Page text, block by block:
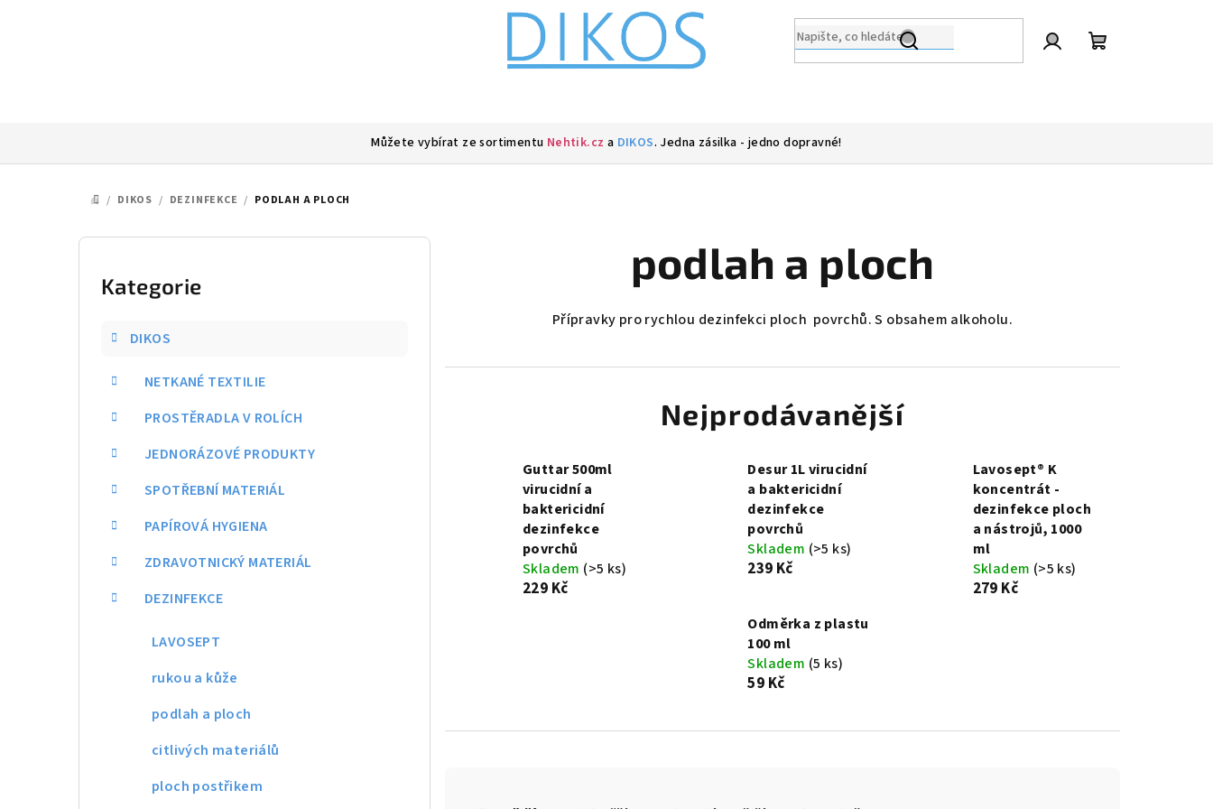
Můžete vybírat ze sortimentu Nehtik.cz a DIKOS. Jedna zásilka - jedno dopravné!
DOMŮ
/ DIKOS / DEZINFEKCE / PODLAH A PLOCH
P
Přeskočit
kategorie
Kategorie
DIKOS
NETKANÉ TEXTILIE
PROSTĚRADLA V ROLÍCH
JEDNORÁZOVÉ PRODUKTY
SPOTŘEBNÍ MATERIÁL
PAPÍROVÁ HYGIENA
ZDRAVOTNICKÝ MATERIÁL
DEZINFEKCE
LAVOSEPT
rukou a kůže
podlah a ploch
citlivých materiálů
ploch postřikem
podlah a ploch
Přípravky pro rychlou dezinfekci ploch povrchů. S obsahem alkoholu.
Nejprodávanější
Guttar 500ml
virucidní a
baktericidní
dezinfekce
povrchů
Skladem (>5 ks)
229 Kč
Desur 1L virucidní
a baktericidní
dezinfekce
povrchů
Skladem (>5 ks)
239 Kč
Lavosept® K
koncentrát -
dezinfekce ploch
a nástrojů, 1000
ml
Skladem (>5 ks)
279 Kč
Odměrka z plastu
100 ml
Skladem (5 ks)
59 Kč